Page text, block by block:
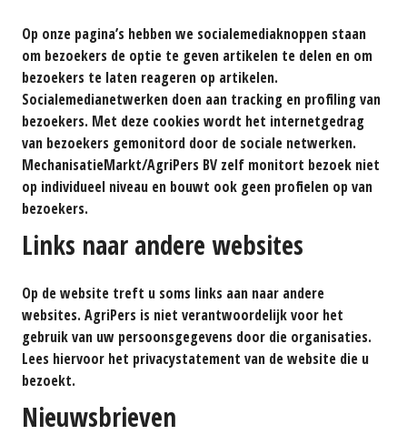
Op onze pagina’s hebben we socialemediaknoppen staan
om bezoekers de optie te geven artikelen te delen en om
bezoekers te laten reageren op artikelen.
Socialemedianetwerken doen aan tracking en profiling van
bezoekers. Met deze cookies wordt het internetgedrag
van bezoekers gemonitord door de sociale netwerken.
MechanisatieMarkt/AgriPers BV zelf monitort bezoek niet
op individueel niveau en bouwt ook geen profielen op van
bezoekers.
Links naar andere websites
Op de website treft u soms links aan naar andere
websites. AgriPers is niet verantwoordelijk voor het
gebruik van uw persoonsgegevens door die organisaties.
Lees hiervoor het privacystatement van de website die u
bezoekt.
Nieuwsbrieven